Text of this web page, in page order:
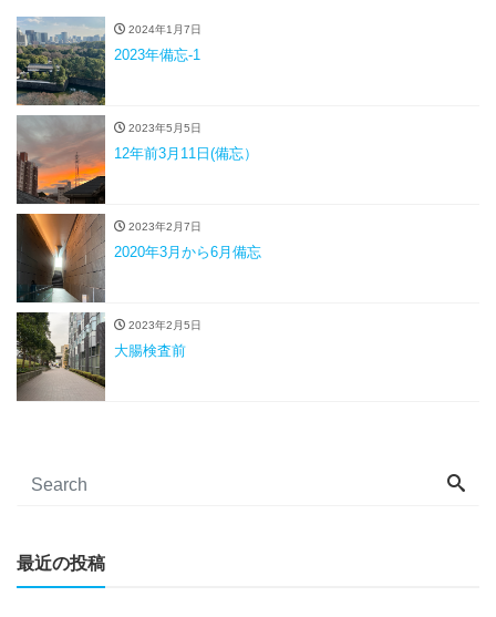
2024年1月7日
2023年備忘-1
2023年5月5日
12年前3月11日(備忘）
2023年2月7日
2020年3月から6月備忘
2023年2月5日
大腸検査前
最近の投稿